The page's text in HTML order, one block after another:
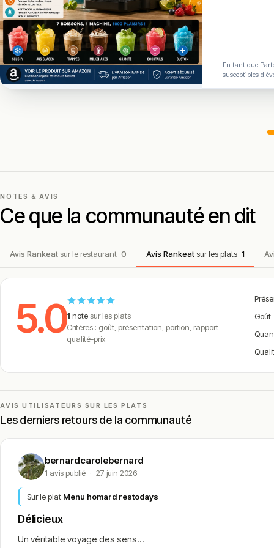
!
Texte généré par intelligence artificielle, en attente de validation
Cette description peut contenir des erreurs, n'hésitez pas à nous aider
En tant que
susceptibles
NOTES & AVIS
Ce que la communauté en dit
Avis Rankeat sur le restaurant 0 Avis Rankeatsur les plats 1
5.01 notesur les plats
Critères : goût, présentation, portion, rapport
qualité-prix
Goût
AVIS UTILISATEURS SUR LES PLATS
Les derniers retours de la communauté
bernardcarolebernard
1 avis publié · 27 juin 2026
Sur le plat Menu homard restodays
Délicieux
Un véritable voyage des sens...